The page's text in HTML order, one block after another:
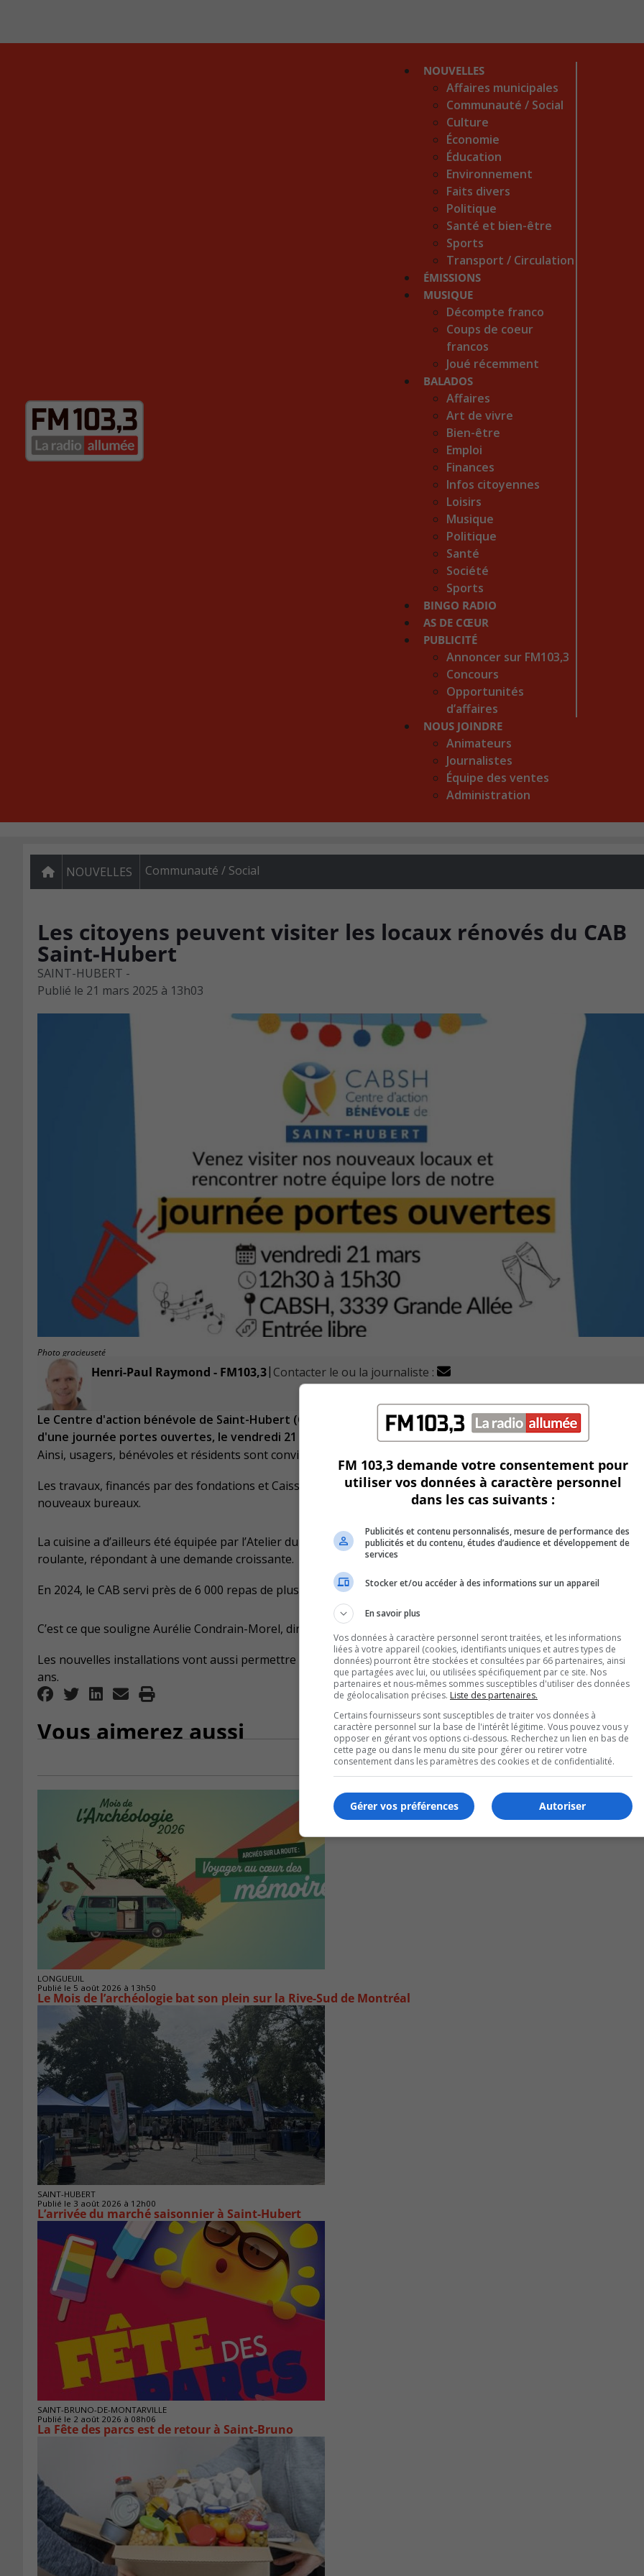
NOUVELLES
Affaires municipales
Communauté / Social
Culture
Économie
Éducation
Environnement
Faits divers
Politique
Santé et bien-être
Sports
Transport / Circulation
ÉMISSIONS
MUSIQUE
Décompte franco
Coups de coeur
francos
Joué récemment
BALADOS
Affaires
Art de vivre
Bien-être
Emploi
Finances
Infos citoyennes
Loisirs
Musique
Politique
Santé
Société
Sports
BINGO RADIO
AS DE CŒUR
PUBLICITÉ
Annoncer sur FM103,3
Concours
Opportunités
d’affaires
NOUS JOINDRE
Animateurs
Journalistes
Équipe des ventes
Administration
NOUVELLES Communauté / Social
Les citoyens peuvent visiter les locaux rénovés du CAB
Saint-Hubert
SAINT-HUBERT -
Publié le 21 mars 2025 à 13h03
Photo gracieuseté
Henri-Paul Raymond - FM103,3| Contacter le ou la journaliste :
Le Centre d'action bénévole de Saint-Hubert (CABSH) invite la communauté à découvrir ses locaux rénovés
d'une journée portes ouvertes, le vendredi 21 mars 2025, de 12 h 30 à 15 h 30.
Ainsi, usagers, bénévoles et résidents sont conviés à cet événement.
Les travaux, financés par des fondations et Caisses Desjardins, ont permis d’agrandir la cuisine et de créer trois
nouveaux bureaux.
La cuisine a d’ailleurs été équipée par l’Atelier du Chef et elle pourra optimiser la préparation des repas de la
roulante, répondant à une demande croissante.
En 2024, le CAB servi près de 6 000 repas de plus.
C’est ce que souligne Aurélie Condrain-Morel, directrice du CABSH.
Les nouvelles installations vont aussi permettre de répondre à une augmentation prévue de 20 % des repas d’ici
ans.
Vous aimerez aussi
LONGUEUIL
Publié le 5 août 2026 à 13h50
Le Mois de l’archéologie bat son plein sur la Rive-Sud de Montréal
SAINT-HUBERT
Publié le 3 août 2026 à 12h00
L’arrivée du marché saisonnier à Saint-Hubert
SAINT-BRUNO-DE-MONTARVILLE
Publié le 2 août 2026 à 08h06
La Fête des parcs est de retour à Saint-Bruno
FM 103,3 demande votre consentement pour
utiliser vos données à caractère personnel
dans les cas suivants :
Publicités et contenu personnalisés, mesure de performance des
publicités et du contenu, études d’audience et développement de
services
Stocker et/ou accéder à des informations sur un appareil
En savoir plus
Vos données à caractère personnel seront traitées, et les informations
liées à votre appareil (cookies, identifiants uniques et autres types de
données) pourront être stockées et consultées par 66 partenaires, ainsi
que partagées avec lui, ou utilisées spécifiquement par ce site. Nos
partenaires et nous-mêmes sommes susceptibles d'utiliser des données
de géolocalisation précises. Liste des partenaires.
Certains fournisseurs sont susceptibles de traiter vos données à
caractère personnel sur la base de l'intérêt légitime. Vous pouvez vous y
opposer en gérant vos options ci-dessous. Recherchez un lien en bas de
cette page ou dans le menu du site pour gérer ou retirer votre
consentement dans les paramètres des cookies et de confidentialité.
Autoriser
Gérer vos préférences